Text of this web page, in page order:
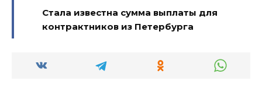
Стала известна сумма выплаты для
контрактников из Петербурга